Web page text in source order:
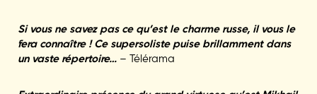
Si vous ne savez pas ce qu’est le charme russe, il vous le
fera connaître ! Ce supersoliste puise brillamment dans
un vaste répertoire… – Télérama